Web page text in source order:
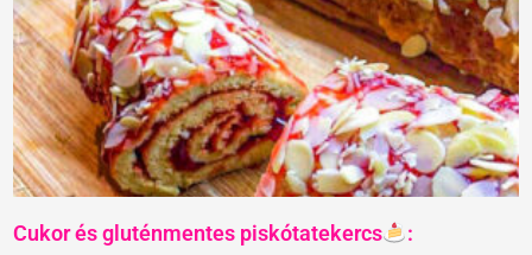
Cukor és gluténmentes piskótatekercs :